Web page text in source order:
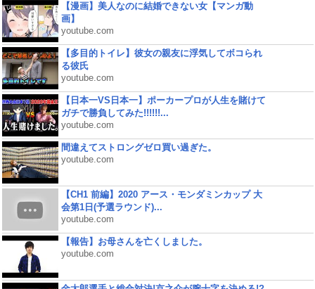
【漫画】美人なのに結婚できない女【マンガ動
画】
youtube.com
【多目的トイレ】彼女の親友に浮気してボコられ
る彼氏
youtube.com
【日本一VS日本一】ポーカープロが人生を賭けて
ガチで勝負してみた!!!!!!...
youtube.com
間違えてストロングゼロ買い過ぎた。
youtube.com
【CH1 前編】2020 アース・モンダミンカップ 大
会第1日(予選ラウンド)...
youtube.com
【報告】お母さんを亡くしました。
youtube.com